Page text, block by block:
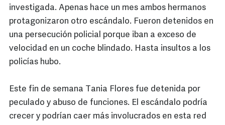
investigada. Apenas hace un mes ambos hermanos
protagonizaron otro escándalo. Fueron detenidos en
una persecución policial porque iban a exceso de
velocidad en un coche blindado. Hasta insultos a los
policías hubo.
Este fin de semana Tania Flores fue detenida por
peculado y abuso de funciones. El escándalo podría
crecer y podrían caer más involucrados en esta red